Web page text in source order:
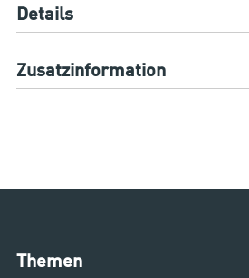
Details
Zusatzinformation
Themen